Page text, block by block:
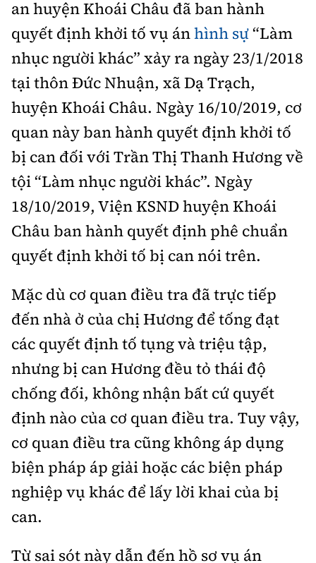
an huyện Khoái Châu đã ban hành
quyết định khởi tố vụ ánhình sự“Làm
nhục người khác” xảy ra ngày 23/1/2018
tại thôn Đức Nhuận, xã Dạ Trạch,
huyện Khoái Châu. Ngày 16/10/2019, cơ
quan này ban hành quyết định khởi tố
bị can đối với Trần Thị Thanh Hương về
tội “Làm nhục người khác”. Ngày
18/10/2019, Viện KSND huyện Khoái
Châu ban hành quyết định phê chuẩn
quyết định khởi tố bị can nói trên.
Mặc dù cơ quan điều tra đã trực tiếp
đến nhà ở của chị Hương để tống đạt
các quyết định tố tụng và triệu tập,
nhưng bị can Hương đều tỏ thái độ
chống đối, không nhận bất cứ quyết
định nào của cơ quan điều tra. Tuy vậy,
cơ quan điều tra cũng không áp dụng
biện pháp áp giải hoặc các biện pháp
nghiệp vụ khác để lấy lời khai của bị
can.
Từ sai sót này dẫn đến hồ sơ vụ án